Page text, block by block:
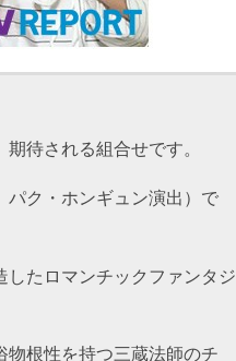
期待される組合せです。
パク・ホンギュン演出）で
したロマンチックファンタジ
物根性を持つ三蔵法師のチ